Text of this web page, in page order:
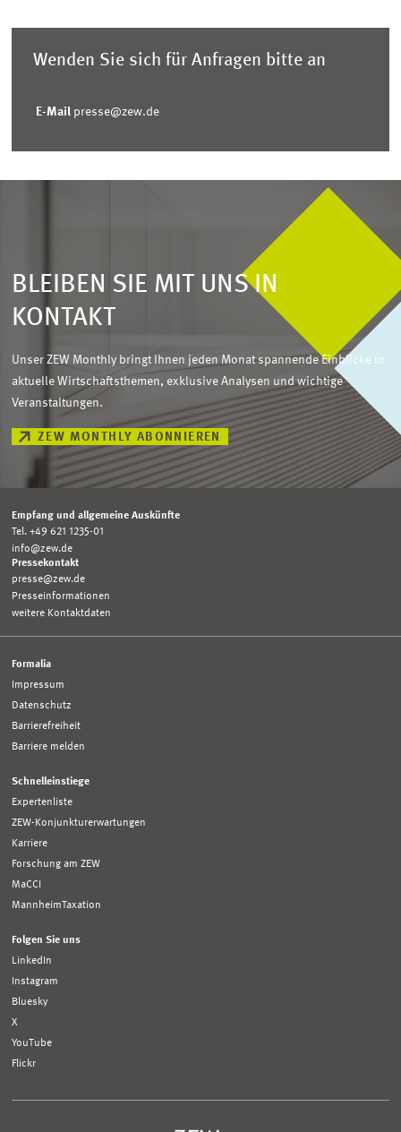
Wenden Sie sich für Anfragen bitte an
E-Mail presse@zew.de
BLEIBEN SIE MIT UNS IN
KONTAKT
Unser ZEW Monthly bringt Ihnen jeden Monat spannende Einblicke in
aktuelle Wirtschaftsthemen, exklusive Analysen und wichtige
Veranstaltungen.
ZEW MONTHLY ABONNIEREN
Empfang und allgemeine Auskünfte
Tel. +49 621 1235-01
info@zew.de
Pressekontakt
presse@zew.de
Presseinformationen
weitere Kontaktdaten
Formalia
Impressum
Datenschutz
Barrierefreiheit
Barriere melden
Schnelleinstiege
Expertenliste
ZEW-Konjunkturerwartungen
Karriere
Forschung am ZEW
MaCCI
MannheimTaxation
Folgen Sie uns
LinkedIn
Instagram
Bluesky
X
YouTube
Flickr